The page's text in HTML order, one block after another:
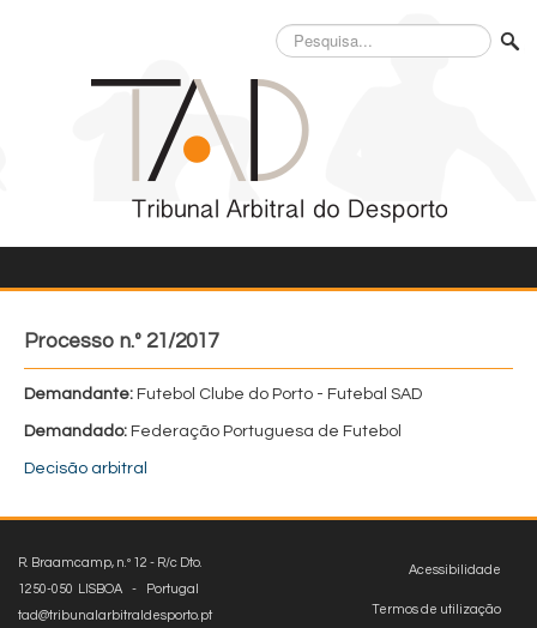
Pesquisa...
Processo n.º 21/2017
Demandante: Futebol Clube do Porto - Futebal SAD
Demandado: Federação Portuguesa de Futebol
Decisão arbitral
Acessibilidade
Termos de utilização
R. Braamcamp, n.º 12 - R/c Dto.
1250-050 LISBOA - Portugal
tad@tribunalarbitraldesporto.pt